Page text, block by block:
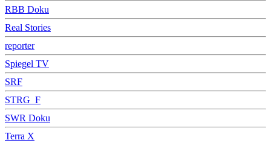
RBB Doku
Real Stories
reporter
Spiegel TV
SRF
STRG_F
SWR Doku
Terra X